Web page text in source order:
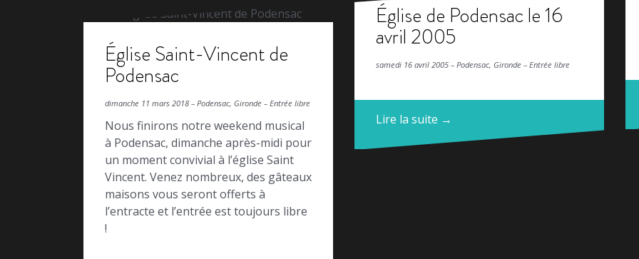
Église Saint-Vincent de
Podensac
dimanche 11 mars 2018 – Podensac, Gironde – Entrée libre
Nous finirons notre weekend musical
à Podensac, dimanche après-midi pour
un moment convivial à l’église Saint
Vincent. Venez nombreux, des gâteaux
maisons vous seront offerts à
l’entracte et l’entrée est toujours libre
!
Église de Podensac le 16
avril 2005
samedi 16 avril 2005 – Podensac, Gironde – Entrée libre
Lire la suite →